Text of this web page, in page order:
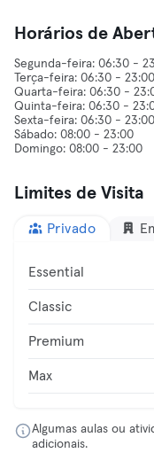
Horários de
Segunda-feira: 06:30 -
Terça-feira: 06:30 - 23:00
Quarta-feira: 06:30 -
Quinta-feira: 06:30 -
Sexta-feira: 06:30 - 23:00
Sábado: 08:00 - 23:00
Limites de Visita
Privado
Essential
Classic
Premium
Max
Algumas aulas ou
adicionais.